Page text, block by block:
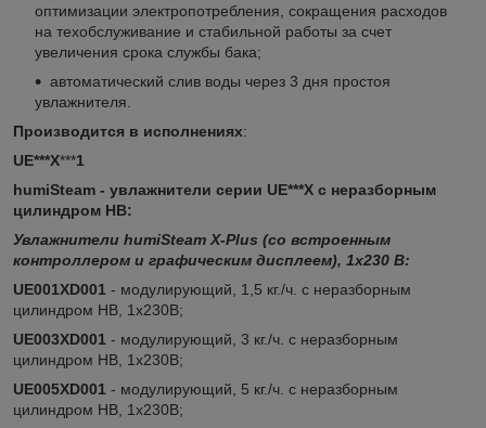
оптимизации электропотребления, сокращения расходов
на техобслуживание и стабильной работы за счет
увеличения срока службы бака;
автоматический слив воды через 3 дня простоя
увлажнителя.
Производится в исполнениях:
UE***X***1
humiSteam - увлажнители серии UE***X c неразборным
цилиндром HB:
Увлажнители humiSteam X-Plus (со встроенным
контроллером и графическим дисплеем), 1x230 В:
UE001XD001 - модулирующий, 1,5 кг./ч. c неразборным
цилиндром HB, 1х230В;
UE003XD001 - модулирующий, 3 кг./ч. c неразборным
цилиндром HB, 1х230В;
UE005XD001 - модулирующий, 5 кг./ч. c неразборным
цилиндром HB, 1х230В;